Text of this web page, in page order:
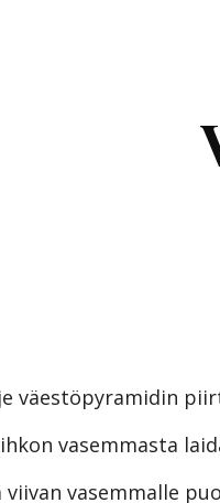
väestöpyramidin
vasemmasta
viivan vasemmalle